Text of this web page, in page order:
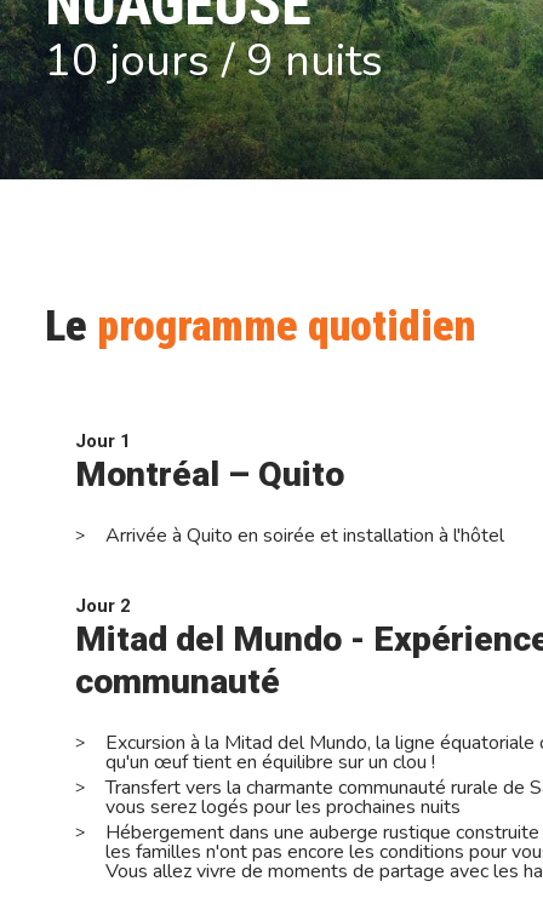
10 jours / 9 nuits
Le programme quotidien
Jour 1
Montréal – Quito
Arrivée à Quito en soirée et installation à l'hôtel
Jour 2
Mitad del Mundo -
communauté
Excursion à la Mitad del Mundo, la ligne
qu'un œuf tient en équilibre sur un clou !
Transfert vers la charmante communauté rurale de
vous serez logés pour les prochaines nuits
Hébergement dans une auberge rustique
les familles n'ont pas encore les conditions pour
Vous allez vivre de moments de partage avec les